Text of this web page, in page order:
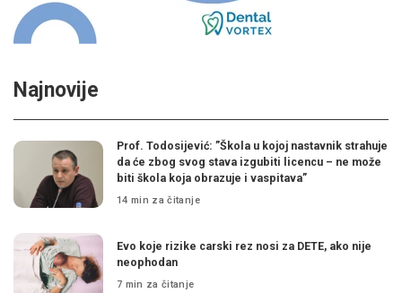
Najnovije
Prof. Todosijević: ”Škola u kojoj nastavnik strahuje
da će zbog svog stava izgubiti licencu – ne može
biti škola koja obrazuje i vaspitava”
14 min za čitanje
Evo koje rizike carski rez nosi za DETE, ako nije
neophodan
7 min za čitanje